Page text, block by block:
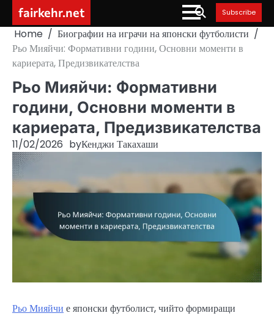
content
fairkehr.net Subscribe
Home
Биографии на играчи на японски футболисти
Рьо Мияйчи: Формативни години, Основни моменти в
кариерата, Предизвикателства
Рьо Мияйчи: Формативни
години, Основни моменти в
кариерата, Предизвикателства
11/02/2026 byКенджи Такахаши
Рьо Мияйчи е японски футболист, чийто формиращи